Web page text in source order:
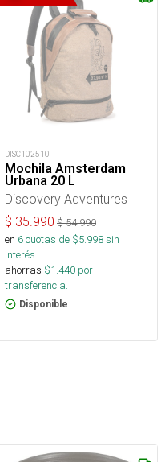
DISC102510
Mochila Amsterdam
Urbana 20 L
Discovery Adventures
$ 35.990 $54.990
en 6cuotas de $5.998sin
interés
ahorras $1.440 por
transferencia.
Disponible